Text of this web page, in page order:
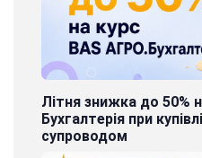
Літня знижка до 50%
Бухгалтерія при
супроводом